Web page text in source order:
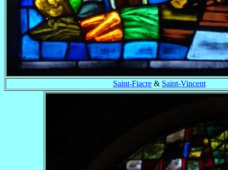
Saint-Fiacre & Saint-Vincent